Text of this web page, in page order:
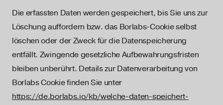
Die erfassten Daten werden gespeichert, bis Sie uns zur
Löschung auffordern bzw. das Borlabs-Cookie selbst
löschen oder der Zweck für die Datenspeicherung
entfällt. Zwingende gesetzliche Aufbewahrungsfristen
bleiben unberührt. Details zur Datenverarbeitung von
Borlabs Cookie finden Sie unter
https://de.borlabs.io/kb/welche-daten-speichert-